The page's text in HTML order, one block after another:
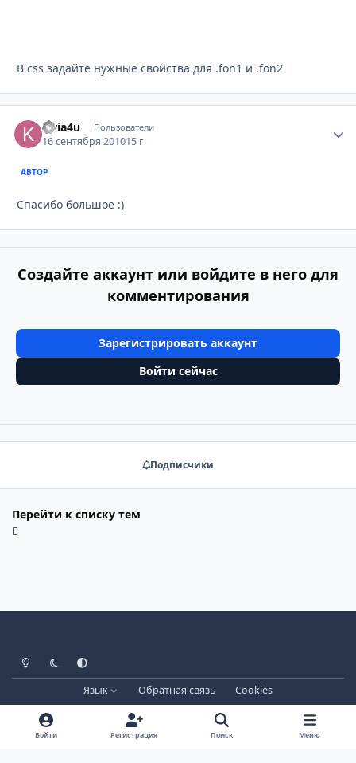
В css задайте нужные свойства для .fon1 и .fon2
kiria4u Пользователи
16 сентября 201015 г
АВТОР
Спасибо большое :)
Создайте аккаунт или войдите в него для
комментирования
Зарегистрировать аккаунт
Войти сейчас
Подписчики
Перейти к списку тем
Светлый режим
Тёмный режим
Системные настройки
Язык Обратная связь
Cookies
Лицензия зарегистрирована на IPBSkins.ru
Powered by
Invision Community
Войти Регистрация Поиск Меню